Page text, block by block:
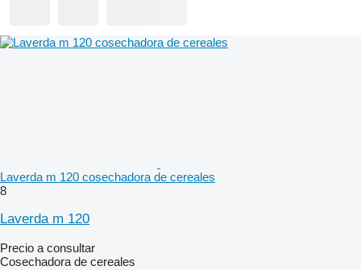
Laverda m 120 cosechadora de cereales
8
Laverda m 120
Precio a consultar
Cosechadora de cereales